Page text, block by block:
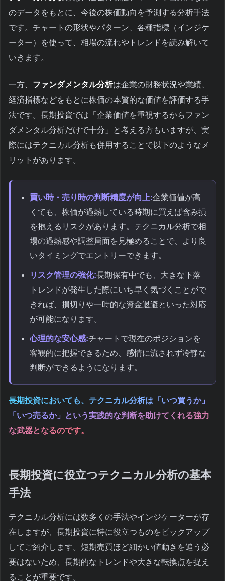
のデータをもとに、今後の株価動向を予測する分析手法
です。チャートの形状やパターン、各種指標（インジケ
ーター）を使って、相場の流れやトレンドを読み解いて
いきます。
一方、 ファンダメンタル分析は企業の財務状況や業績、
経済指標などをもとに株価の本質的な価値を評価する手
法です。長期投資では「企業価値を重視するからファン
ダメンタル分析だけで十分」と考える方もいますが、実
際にはテクニカル分析も併用することで以下のようなメ
リットがあります。
買い時・売り時の判断精度が向上:企業価値が高
くても、株価が過熱している時期に買えば含み損
を抱えるリスクがあります。テクニカル分析で相
場の過熱感や調整局面を見極めることで、より良
いタイミングでエントリーできます。
リスク管理の強化:長期保有中でも、大きな下落
トレンドが発生した際にいち早く気づくことがで
きれば、損切りや一時的な資金退避といった対応
が可能になります。
心理的な安心感:チャートで現在のポジションを
客観的に把握できるため、感情に流されず冷静な
判断ができるようになります。
長期投資においても、テクニカル分析は「いつ買うか」
「いつ売るか」という実践的な判断を助けてくれる強力
な武器となるのです。
長期投資に役立つテクニカル分析の基本
手法
テクニカル分析には数多くの手法やインジケーターが存
在しますが、長期投資に特に役立つものをピックアップ
してご紹介します。短期売買ほど細かい値動きを追う必
要はないため、長期的なトレンドや大きな転換点を捉え
ることが重要です。